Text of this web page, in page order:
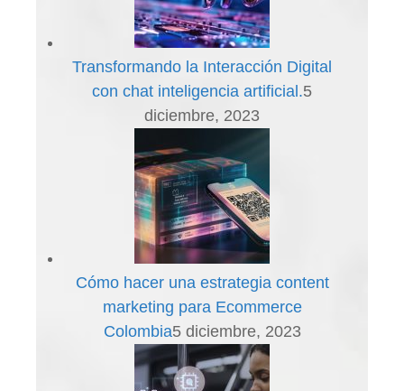
Transformando la Interacción Digital
con chat inteligencia artificial.5
diciembre, 2023
Cómo hacer una estrategia content
marketing para Ecommerce
Colombia5 diciembre, 2023